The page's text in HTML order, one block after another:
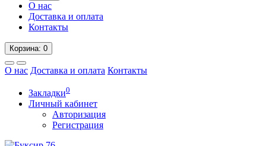
О нас
Доставка и оплата
Контакты
Корзина: 0
О нас Доставка и оплата Контакты
Закладки0
Личный кабинет
Авторизация
Регистрация